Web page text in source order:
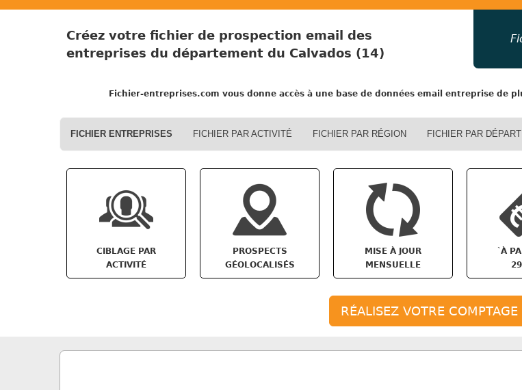
Créez votre fichier de prospection email des
entreprises du département du Calvados (14)
Fichier-entreprises.com vous donne accès à une base de données email entreprise
FICHIER ENTREPRISES FICHIER PAR ACTIVITÉ FICHIER PAR RÉGION FICHIER PAR
CIBLAGE PAR
ACTIVITÉ
PROSPECTS
GÉOLOCALISÉS
MISE À JOUR
MENSUELLE
`À
RÉALISEZ VOTRE